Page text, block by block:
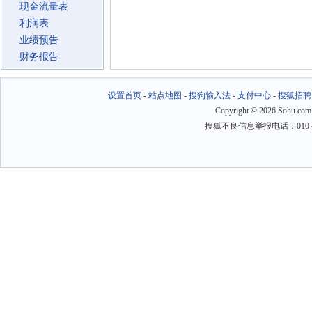
现金流量表
利润表
业绩预告
财务报告
设置首页- 站点地图 - 搜狗输入法- 支付中心- 搜狐招聘
Copyright © 2026
搜狐不良信息举报电话：010